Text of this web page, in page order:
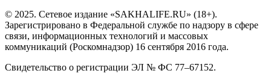
© 2025. Сетевое издание «SAKHALIFE.RU» (18+).
Зарегистрировано в Федеральной службе по надзору в сфере
связи, информационных технологий и массовых
коммуникаций (Роскомнадзор) 16 сентября 2016 года.
Свидетельство о регистрации ЭЛ № ФС 77–67152.